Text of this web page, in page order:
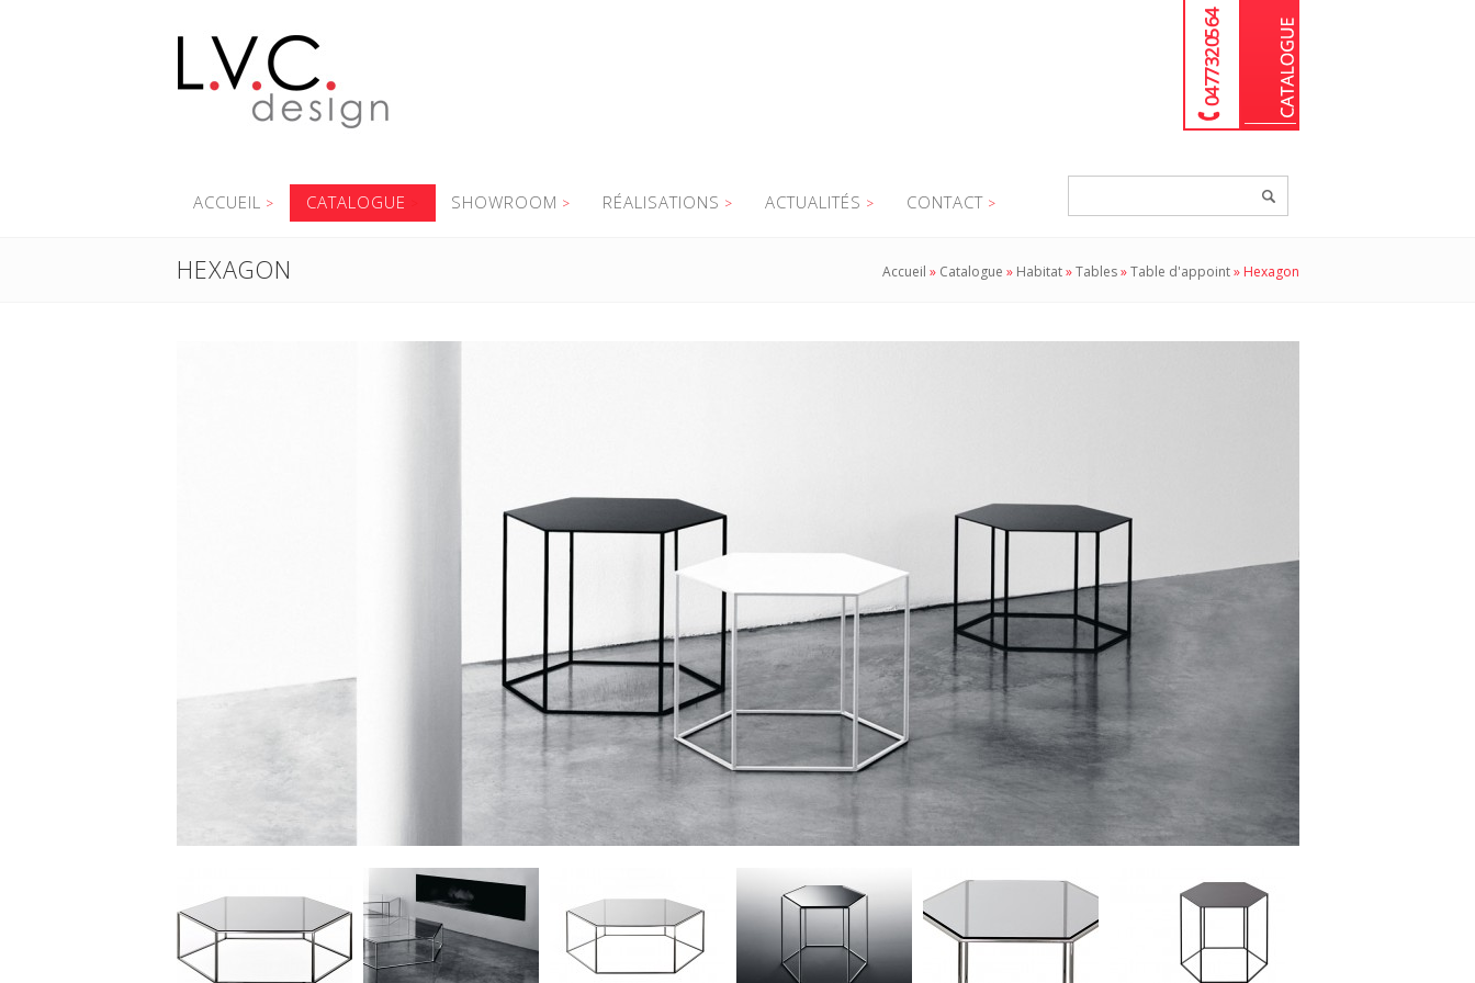
04 77 32 05 64
ACCUEIL CATALOGUE SHOWROOM RÉALISATIONS ACTUALITÉS CONTACT
HEXAGON Accueil » Catalogue » Habitat»Tables»Table d'appoint» Hexagon